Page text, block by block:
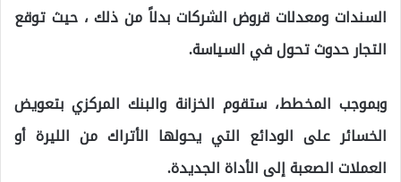
السندات ومعدلات قروض الشركات بدلاً من ذلك ، حيث توقع
التجار حدوث تحول في السياسة.
وبموجب المخطط، ستقوم الخزانة والبنك المركزي بتعويض
الخسائر على الودائع التي يحولها الأتراك من الليرة أو
العملات الصعبة إلى الأداة الجديدة.